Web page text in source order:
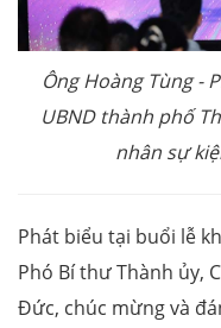
Ông Hoàng Tùng -
UBND thành phố
nhân sự
Phát biểu tại buổi lễ
Phó Bí thư Thành ủy,
Đức, chúc mừng và